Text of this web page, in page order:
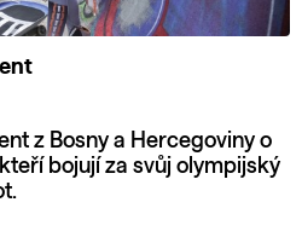
z Bosny a Hercegoviny o
bojují za svůj olympijský